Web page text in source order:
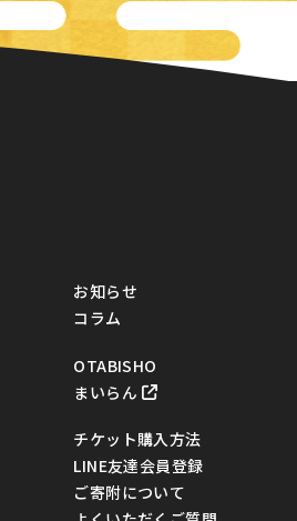
お知らせ
コラム
OTABISHO
まいらん
チケット購入方法
LINE友達会員登録
ご寄附について